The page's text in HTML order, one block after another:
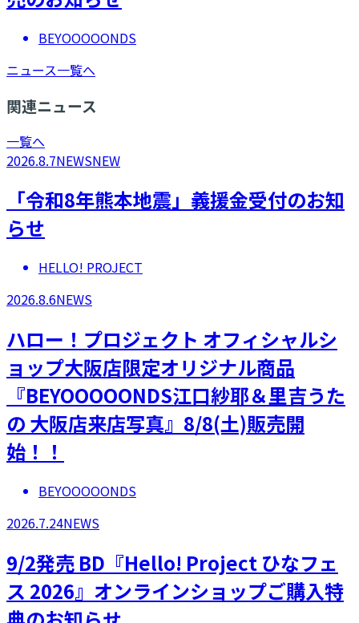
BEYOOOOONDS
ニュース一覧へ
関連ニュース
一覧へ
2026.8.7NEWSNEW
「令和8年熊本地震」義援金受付のお知
らせ
HELLO! PROJECT
2026.8.6NEWS
ハロー！プロジェクト オフィシャルシ
ョップ大阪店限定オリジナル商品
『BEYOOOOONDS江口紗耶＆里吉うた
の 大阪店来店写真』8/8(土)販売開
始！！
BEYOOOOONDS
2026.7.24NEWS
9/2発売 BD『Hello! Project ひなフェ
ス 2026』オンラインショップご購入特